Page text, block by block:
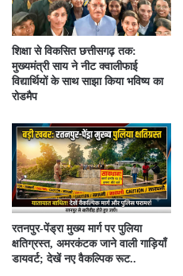
शिक्षा से विकसित छत्तीसगढ़ तक:
मुख्यमंत्री साय ने नीट क्वालीफाई
विद्यार्थियों के साथ साझा किया भविष्य का
रोडमैप
रतनपुर-पेंड्रा मुख्य मार्ग पर पुलिया
क्षतिग्रस्त, अमरकंटक जाने वाली गाड़ियाँ
डायवर्ट; देखें नए वैकल्पिक रूट..